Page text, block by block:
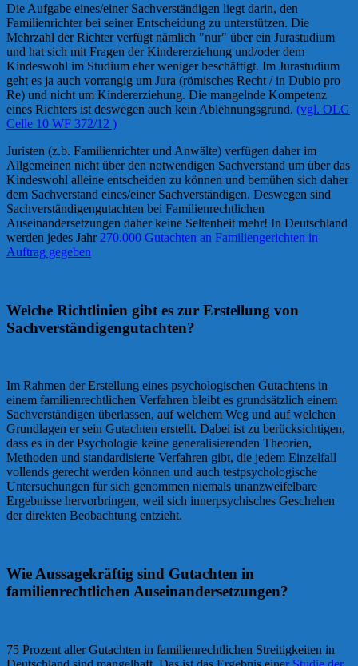
Die Aufgabe eines/einer Sachverständigen liegt darin, den
Familienrichter bei seiner Entscheidung zu unterstützen. Die
Mehrzahl der Richter verfügt nämlich "nur" über ein Jurastudium
und hat sich mit Fragen der Kindererziehung und/oder dem
Kindeswohl im Studium eher weniger beschäftigt. Im Jurastudium
geht es ja auch vorrangig um Jura (römisches Recht / in Dubio pro
Re) und nicht um Kindererziehung. Die mangelnde Kompetenz
eines Richters ist deswegen auch kein Ablehnungsgrund. (vgl. OLG
Celle 10 WF 372/12 )
Juristen (z.b. Familienrichter und Anwälte) verfügen daher im
Allgemeinen nicht über den notwendigen Sachverstand um über das
Kindeswohl alleine entscheiden zu können und bemühen sich daher
dem Sachverstand eines/einer Sachverständigen. Deswegen sind
Sachverständigengutachten bei Familienrechtlichen
Auseinandersetzungen daher keine Seltenheit mehr! In Deutschland
werden jedes Jahr 270.000 Gutachten an Familiengerichten in
Auftrag gegeben
Welche Richtlinien gibt es zur Erstellung von
Sachverständigengutachten?
Im Rahmen der Erstellung eines psychologischen Gutachtens in
einem familienrechtlichen Verfahren bleibt es grundsätzlich einem
Sachverständigen überlassen, auf welchem Weg und auf welchen
Grundlagen er sein Gutachten erstellt. Dabei ist zu berücksichtigen,
dass es in der Psychologie keine generalisierenden Theorien,
Methoden und standardisierte Verfahren gibt, die jedem Einzelfall
vollends gerecht werden können und auch testpsychologische
Untersuchungen für sich genommen niemals unanzweifelbare
Ergebnisse hervorbringen, weil sich innerpsychisches Geschehen
der direkten Beobachtung entzieht.
Wie Aussagekräftig sind Gutachten in
familienrechtlichen Auseinandersetzungen?
75 Prozent aller Gutachten in familienrechtlichen Streitigkeiten in